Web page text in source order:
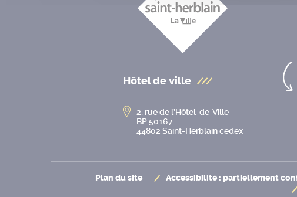
Hôtel de ville
2, rue de l’Hôtel-de-Ville
BP 50167
44802 Saint-Herblain cedex
Plan du site Accessibilité : partiellement